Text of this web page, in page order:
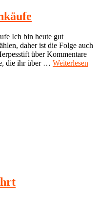
Ich bin heute gut
daher ist die Folge auch
über Kommentare
die ihr über … Weiterlesen